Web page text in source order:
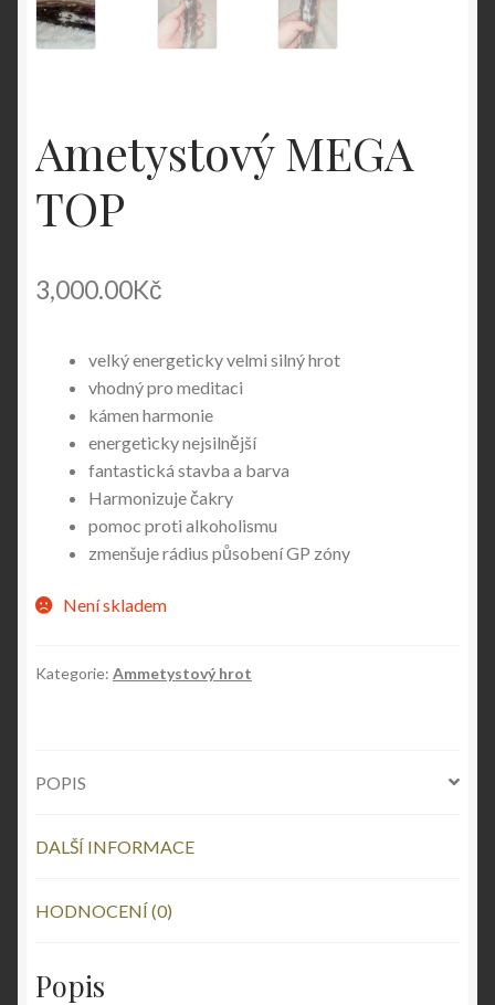
Ametystový MEGA
TOP
3,000.00Kč
velký energeticky velmi silný hrot
vhodný pro meditaci
kámen harmonie
energeticky nejsilnější
fantastická stavba a barva
Harmonizuje čakry
pomoc proti alkoholismu
zmenšuje rádius působení GP zóny
Není skladem
Kategorie: Ammetystový hrot
POPIS
DALŠÍ INFORMACE
HODNOCENÍ (0)
Popis